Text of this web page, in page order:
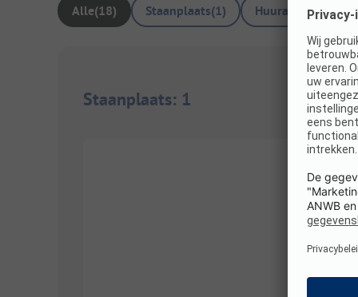
Alle(18) Staanplaats(1)
Staanplaats: 1 1/2